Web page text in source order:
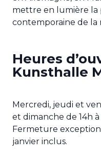
mettre en lumière
contemporaine de
Heures
Kunsthalle
Mercredi, jeudi et
et dimanche de 14h à
Fermeture
janvier inclus.